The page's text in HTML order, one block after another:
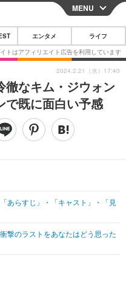
CLOSE
スマートフォン
その他
映画・ドラマ
その他
MENU
エンタメ ライフ
徹なキム・ジウォン
で既に面白い予感
あらすじ」・「キャスト」・「見
撃のラストをあなたはどう思った
2024.2.21（水）17:40